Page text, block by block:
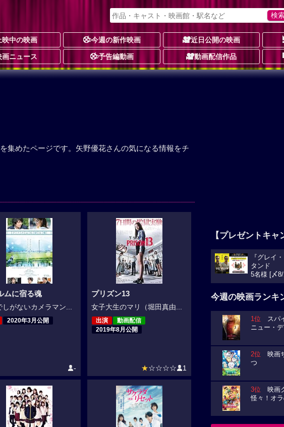
映中の映画 今週の新作映画 近日公開の映画
画ニュース 予告編動画 動画配信作品
集めたページです。矢野優花さんの気になる情報をチ
ムに宿る魂
しがないカメラマン...
2020年3月公開
-
プリズン13
女子大生のマリ（堀田真由...
出演
動画配信
2019年8月公開
★☆☆☆☆ 1
【プレゼントキャ
『グレイ
タンド
5名様 [〆8/
今週の映画ランキ
1位 スパ
ニュー・デ
2位 映画
つ
3位 映画
怪々！オ